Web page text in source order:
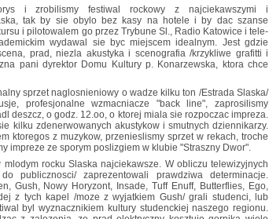
i zrobilismy festiwal rockowy z najciekawszymi i
tak by sie obylo bez kasy na hotele i by dac szanse
i pilotowalem go przez Trybune Sl., Radio Katowice i tele-
wydawal sie byc miejscem idealnym. Jest gdzie
prad, niezla akustyka i scenografia /krzykliwe grafitti i
pani dyrektor Domu Kultury p. Konarzewska, ktora chce
sprzet naglosnieniowy o wadze kilku ton /Estrada Slaska/
profesjonalne wzmacniacze "back line", zaprosilismy
deszcz, o godz. 12.oo, o ktorej miala sie rozpoczac impreza.
kilku zdenerwowanych akustykow i smutnych dziennikarzy.
ktoregos z muzykow, przenieslismy sprzet w rekach, troche
impreze ze sporym poslizgiem w klubie "Straszny Dwor".
rocku Slaska najciekawsze. W obliczu telewizyjnych
publicznosci/ zaprezentowali prawdziwa determinacje.
Gush, Nowy Horyzont, Insade, Tuff Enuff, Butterflies, Ego,
z tych kapel /moze z wyjatkiem Gush/ grali studenci, lub
byl wyznacznikiem kultury studenckiej naszego regionu.